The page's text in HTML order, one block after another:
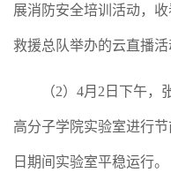
展消防安全培训活动，
救援总队举办的云直播
（2） 4月 2 日下午，
高分子学院实验室进行
日期间实验室平稳运行。